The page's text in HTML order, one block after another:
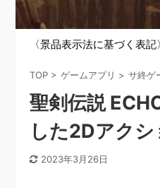
〈景品表示法に基づく表
TOP > ゲームアプリ > サ終ゲ
聖剣伝説
した2Dアクシ
2023年3月26日